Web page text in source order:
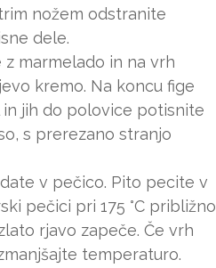
nožem odstranite
dele.
marmelado in na vrh
kremo. Na koncu fige
jih do polovice potisnite
s prerezano stranjo
v pečico. Pito pecite v
pečici pri 175 °C približno
rjavo zapeče. Če vrh
temperaturo.